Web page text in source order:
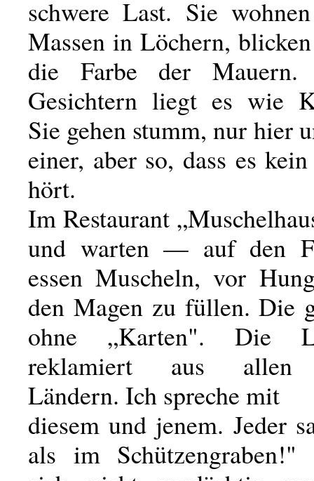
schwere Last. Sie
Massen in Löchern,
die Farbe der
Gesichtern liegt es wie
Sie gehen stumm, nur hier
einer, aber so, dass es
hört.
Im Restaurant
und warten — auf den
essen Muscheln, vor
den Magen zu füllen. Die
ohne „Karten". Die
reklamiert aus allen
Ländern. Ich spreche mit
diesem und jenem. Jeder
als im